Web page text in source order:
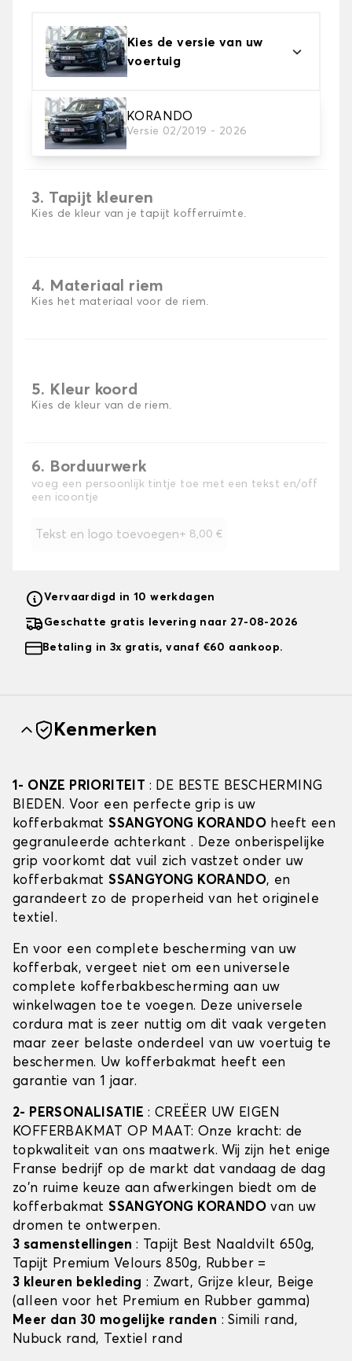
Kies de versie van uw
voertuig
KORANDO
Versie 02/2019 - 2026
2. Materiaal
Kies het materiaal van uw kofferbakmat
3. Tapijt kleuren
Kies de kleur van je tapijt kofferruimte.
4. Materiaal riem
Kies het materiaal voor de riem.
5. Kleur koord
Kies de kleur van de riem.
6. Borduurwerk
voeg een persoonlijk tintje toe met een tekst en/off
een icoontje
Tekst en logo toevoegen+ 8,00 €
Vervaardigd in 10 werkdagen
Geschatte gratis levering naar 27-08-2026
Betaling in 3x gratis, vanaf €60 aankoop.
Kenmerken
1- ONZE PRIORITEIT : DE BESTE BESCHERMING
BIEDEN. Voor een perfecte grip is uw
kofferbakmatSSANGYONG KORANDO heeft een
gegranuleerde achterkant . Deze onberispelijke
grip voorkomt dat vuil zich vastzet onder uw
kofferbakmatSSANGYONG KORANDO, en
garandeert zo de properheid van het originele
textiel.
En voor een complete bescherming van uw
kofferbak, vergeet niet om een universele
complete kofferbakbescherming aan uw
winkelwagen toe te voegen. Deze universele
cordura mat is zeer nuttig om dit vaak vergeten
maar zeer belaste onderdeel van uw voertuig te
beschermen. Uw kofferbakmat heeft een
garantie van 1 jaar.
2- PERSONALISATIE: CREËER UW EIGEN
KOFFERBAKMAT OP MAAT: Onze kracht: de
topkwaliteit van ons maatwerk. Wij zijn het enige
Franse bedrijf op de markt dat vandaag de dag
zo'n ruime keuze aan afwerkingen biedt om de
kofferbakmatSSANGYONG KORANDO van uw
dromen te ontwerpen.
3 samenstellingen: Tapijt Best Naaldvilt 650g,
Tapijt Premium Velours 850g, Rubber =
3 kleuren bekleding : Zwart, Grijze kleur, Beige
(alleen voor het Premium en Rubber gamma)
Meer dan 30 mogelijke randen : Simili rand,
Nubuck rand, Textiel rand